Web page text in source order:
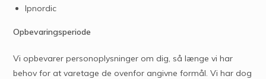
Ipnordic
Opbevaringsperiode
Vi opbevarer personoplysninger om dig, så længe vi har
behov for at varetage de ovenfor angivne formål. Vi har dog